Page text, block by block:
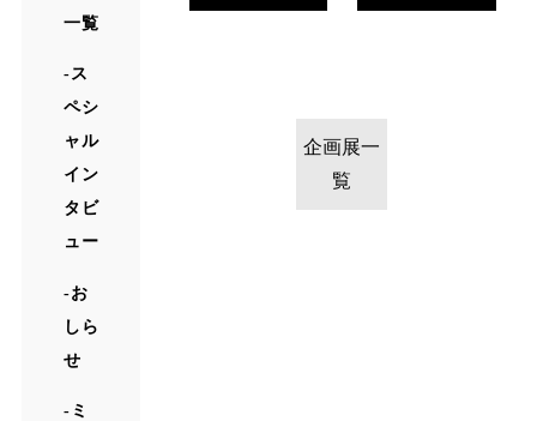
企画展一
覧
一覧
ス
ペシ
ャル
イン
タビ
ュー
お
しら
せ
ミ